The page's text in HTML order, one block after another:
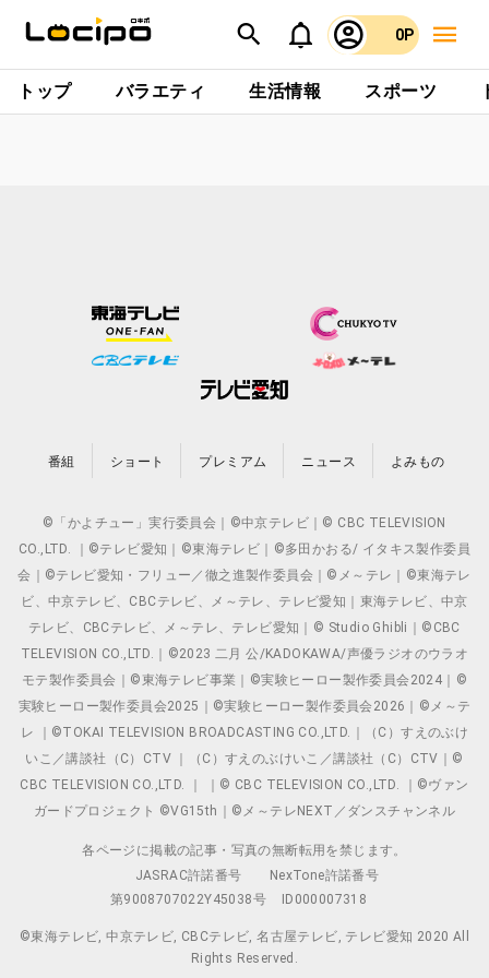
0P
トップ バラエティ 生活情報 スポーツ
番組 ショート プレミアム ニュース よみもの
©「かよチュー」実行委員会｜©中京テレビ｜© CBC TELEVISION
CO.,LTD. ｜©テレビ愛知｜©東海テレビ｜©多田かおる/ イタキス製作委員
会｜©テレビ愛知・フリュー／徹之進製作委員会｜©メ～テレ｜©東海テレ
ビ、中京テレビ、CBCテレビ、メ～テレ、テレビ愛知｜東海テレビ、中京
テレビ、CBCテレビ、メ～テレ、テレビ愛知｜© Studio Ghibli｜©CBC
TELEVISION CO.,LTD.｜©2023 二月 公/KADOKAWA/声優ラジオのウラオ
モテ製作委員会｜©東海テレビ事業｜©実験ヒーロー製作委員会2024｜©
実験ヒーロー製作委員会2025｜©実験ヒーロー製作委員会2026｜©メ～テ
レ ｜©TOKAI TELEVISION BROADCASTING CO.,LTD.｜（C）すえのぶけ
いこ／講談社（C）CTV ｜（C）すえのぶけいこ／講談社（C）CTV｜©
CBC TELEVISION CO.,LTD. ｜ ｜© CBC TELEVISION CO.,LTD. ｜©ヴァン
ガードプロジェクト ©VG15th｜©メ～テレNEXT／ダンスチャンネル
各ページに掲載の記事・写真の無断転用を禁じます。
JASRAC許諾番号
NexTone許諾番号
第9008707022Y45038号
ID000007318
©東海テレビ, 中京テレビ, CBCテレビ, 名古屋テレビ, テレビ愛知 2020 All
Rights Reserved.